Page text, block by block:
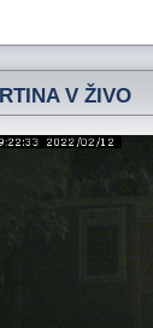
V ŽIVO